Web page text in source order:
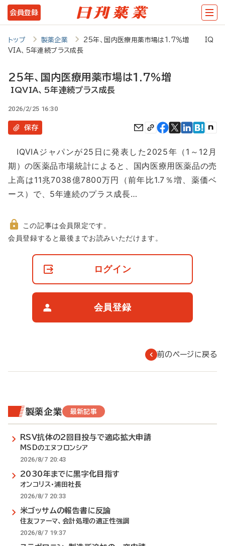
メ
イ
ツ
に
動
会員登録
トップ 製薬企業
25年、国内医療用薬市場は1.7％増 IQ
VIA、5年連続プラス成長
25年、国内医療用薬市場は1.7％増
IQVIA、5年連続プラス成長
2026/2/25 16:30
保存
IQVIAジャパンが25日に発表した2025年（1～12月
期）の医薬品市場統計によると、国内医療用医薬品の売
上高は11兆7038億7800万円（前年比1.7％増、薬価ベ
ース）で、5年連続のプラス成長…
非
この記事は会員限定です。
会員登録すると最後までお読みいただけます。
ログイン
会員登録
前のページに戻る
製薬企業 最新記事
RSV抗体の2回目投与で適応拡大申請
MSDのエヌフロンシア
2026/8/7 20:43
2030年までに黒字化目指す
オンコリス・浦田社長
2026/8/7 20:33
米ゴッサムの報告書に反論
住友ファーマ、会計処理の適正性強調
2026/8/7 19:37